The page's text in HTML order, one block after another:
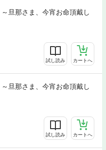
旦那さま、今宵お命頂戴し
試し読み カートへ
旦那さま、今宵お命頂戴し
試し読み カートへ